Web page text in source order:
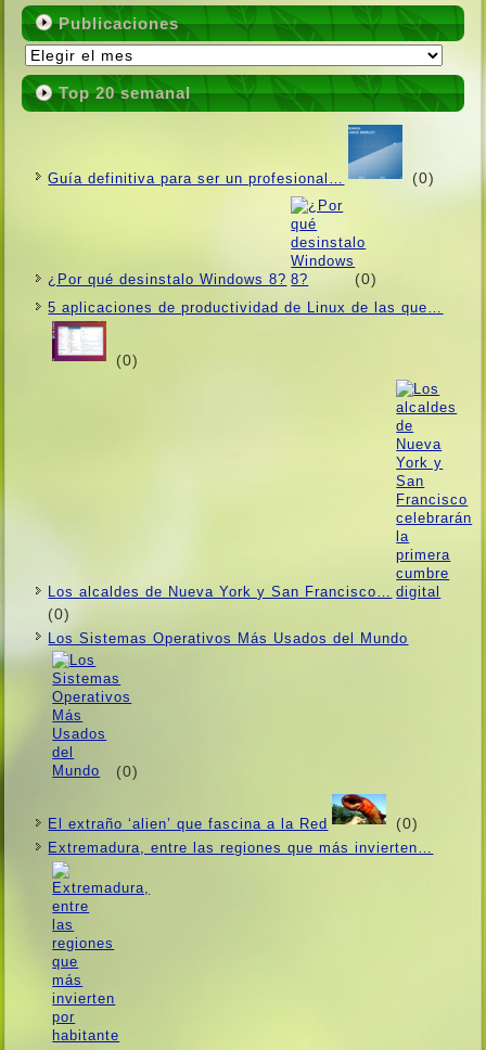
Publicaciones
Publicaciones
Top 20 semanal
Guí­a definitiva para ser un profesional… (0)
¿Por qué desinstalo Windows 8? (0)
5 aplicaciones de productividad de Linux de las que…
(0)
Los alcaldes de Nueva York y San Francisco…
(0)
Los Sistemas Operativos Más Usados ​​del Mundo
(0)
El extraño ‘alien’ que fascina a la Red (0)
Extremadura, entre las regiones que más invierten…